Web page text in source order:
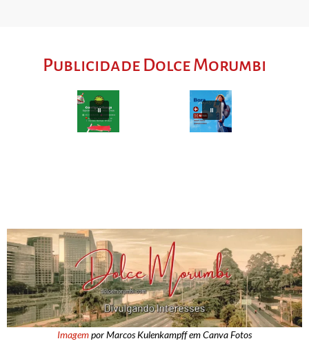
Publicidade Dolce Morumbi
Imagempor Marcos Kulenkampff em Canva Fotos